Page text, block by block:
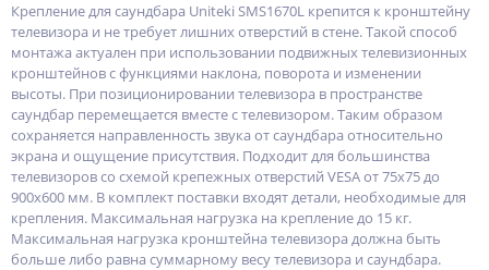
Крепление для саундбара Uniteki SMS1670L крепится к кронштейну
телевизора и не требует лишних отверстий в стене. Такой способ
монтажа актуален при использовании подвижных телевизионных
кронштейнов с функциями наклона, поворота и изменении
высоты. При позиционировании телевизора в пространстве
саундбар перемещается вместе с телевизором. Таким образом
сохраняется направленность звука от саундбара относительно
экрана и ощущение присутствия. Подходит для большинства
телевизоров со схемой крепежных отверстий VESA от 75х75 до
900х600 мм. В комплект поставки входят детали, необходимые для
крепления. Максимальная нагрузка на крепление до 15 кг.
Максимальная нагрузка кронштейна телевизора должна быть
больше либо равна суммарному весу телевизора и саундбара.